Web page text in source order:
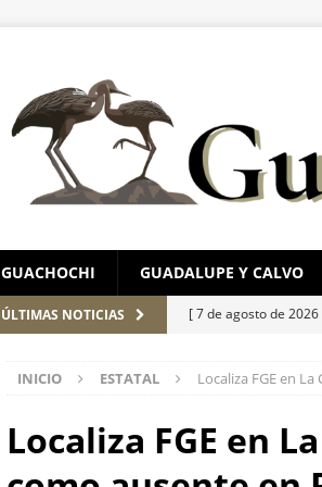
GUACHOCHI GUADALUPE Y CALVO
ÚLTIMAS NOTICIAS [ 7 de agosto de 2026
[ 7 de agosto de
León
ESTATAL
INICIO ESTATAL Localiza FGE en
Localiza FGE en